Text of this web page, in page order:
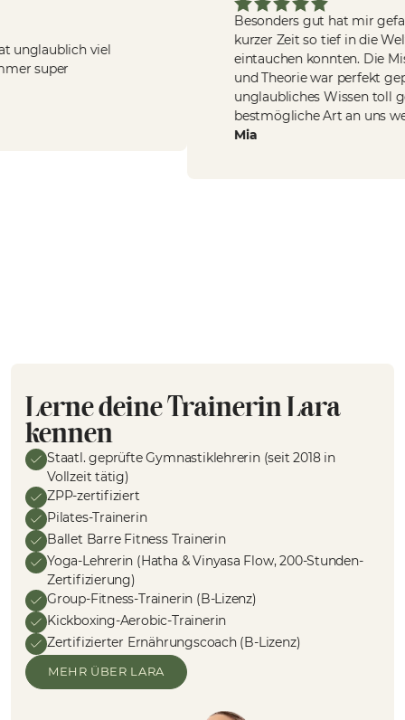
viel
super
Besonders gut hat mir
kurzer Zeit so tief in die Welt
eintauchen konnten. Die
und Theorie war perfekt
unglaubliches Wissen toll
bestmögliche Art an uns
Lerne deine Trainerin Lara
kennen
Staatl. geprüfte Gymnastiklehrerin (seit 2018 in
Vollzeit tätig)
ZPP-zertifiziert
Pilates-Trainerin
Ballet Barre Fitness Trainerin
Yoga-Lehrerin (Hatha & Vinyasa Flow, 200-Stunden-
Zertifizierung)
Group-Fitness-Trainerin (B-Lizenz)
Kickboxing-Aerobic-Trainerin
Zertifizierter Ernährungscoach (B-Lizenz)
MEHR ÜBER LARA